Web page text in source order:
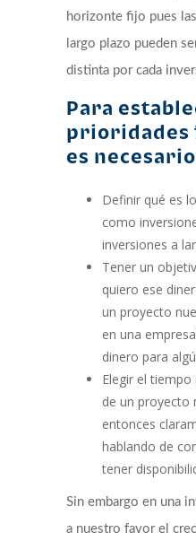
horizonte fijo pues
largo plazo pueden
distinta por cada
Para
prioridades
es
Definir qué es
como
inversiones a
Tener un
quiero ese
un proyecto
en una
dinero para
Elegir el tiempo
de un proyecto
entonces
hablando de
tener
Sin embargo en una
a nuestro favor el